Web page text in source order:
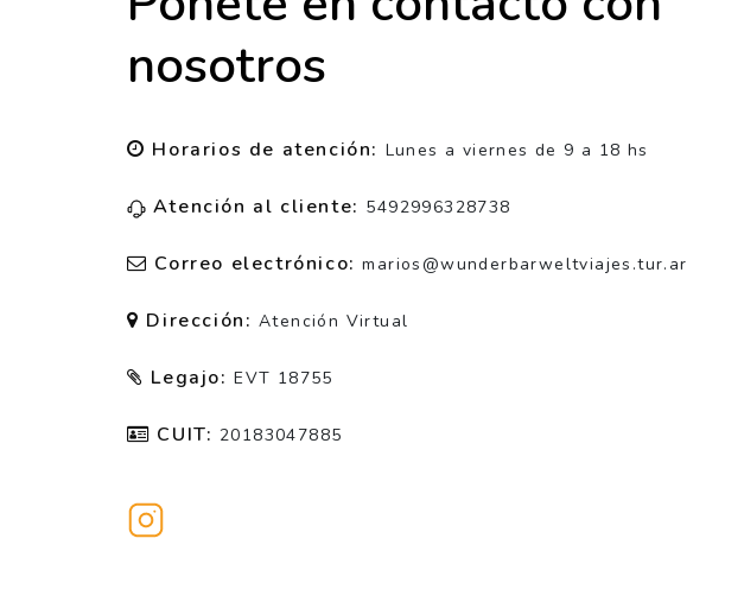
nosotros
Horarios de atención: Lunes a viernes de 9 a 18 hs
Atención al cliente: 5492996328738
Correo electrónico:marios@wunderbarweltviajes.tur.ar
Dirección:Atención Virtual
Legajo:EVT 18755
CUIT: 20183047885